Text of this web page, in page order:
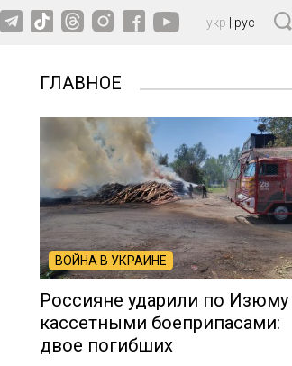
укр рус
ГЛАВНОЕ
ВОЙНА В УКРАИНЕ
Россияне ударили по Изюму
кассетными боеприпасами:
двое погибших